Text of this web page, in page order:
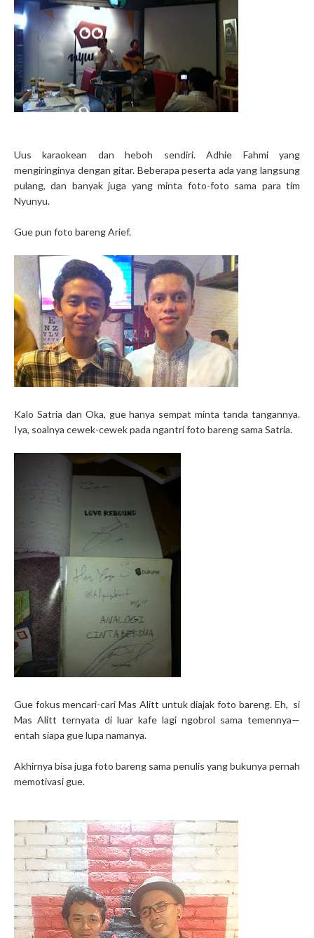
Uus karaokean dan heboh sendiri. Adhie Fahmi yang
mengiringinya dengan gitar. Beberapa peserta ada yang langsung
pulang, dan banyak juga yang minta foto-foto sama para tim
Nyunyu.
Gue pun foto bareng Arief.
Kalo Satria dan Oka, gue hanya sempat minta tanda tangannya.
Iya, soalnya cewek-cewek pada ngantri foto bareng sama Satria.
Gue fokus mencari-cari Mas Alitt untuk diajak foto bareng. Eh, si
Mas Alitt ternyata di luar kafe lagi ngobrol sama temennya—
entah siapa gue lupa namanya.
Akhirnya bisa juga foto bareng sama penulis yang bukunya pernah
memotivasi gue.